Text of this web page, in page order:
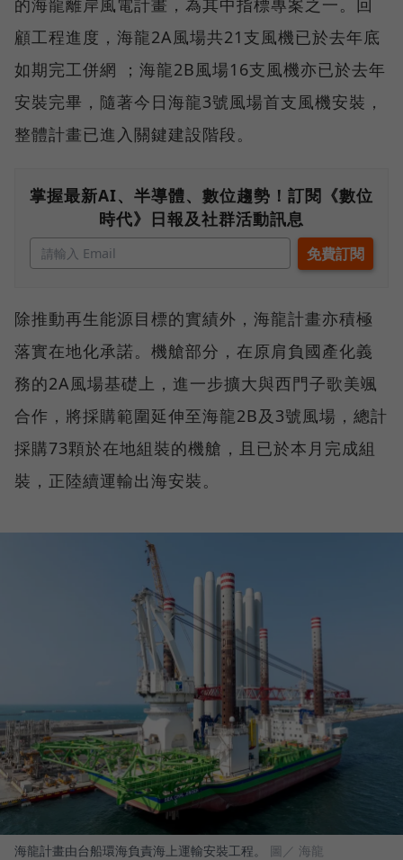
的海龍離岸風電計畫，為其中指標專案之一。回
顧工程進度，海龍2A風場共21支風機已於去年底
如期完工併網 ；海龍2B風場16支風機亦已於去年
安裝完畢，隨著今日海龍3號風場首支風機安裝，
整體計畫已進入關鍵建設階段。
掌握最新AI、半導體、數位趨勢！訂閱《數位
時代》日報及社群活動訊息
除推動再生能源目標的實績外，海龍計畫亦積極
落實在地化承諾。機艙部分，在原肩負國產化義
務的2A風場基礎上，進一步擴大與西門子歌美颯
合作，將採購範圍延伸至海龍2B及3號風場，總計
採購73顆於在地組裝的機艙，且已於本月完成組
裝，正陸續運輸出海安裝。
海龍計畫由台船環海負責海上運輸安裝工程。 圖／ 海龍